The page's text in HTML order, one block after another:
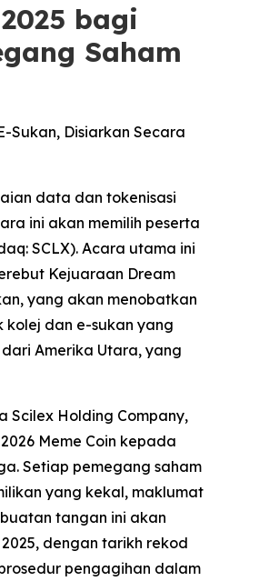
bagi
Saham
Sukan, Disiarkan Secara
data dan tokenisasi
ini akan memilih peserta
SCLX). Acara utama ini
Kejuaraan Dream
yang akan menobatkan
dan e-sukan yang
Amerika Utara, yang
Scilex Holding Company,
Meme Coin kepada
Setiap pemegang saham
yang kekal, maklumat
tangan ini akan
dengan tarikh rekod
pengagihan dalam